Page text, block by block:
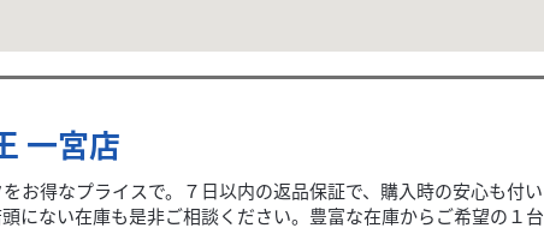
一宮店
お得なプライスで。７日以内の返品保証で、購入時の安心も付い
にない在庫も是非ご相談ください。豊富な在庫からご希望の１台